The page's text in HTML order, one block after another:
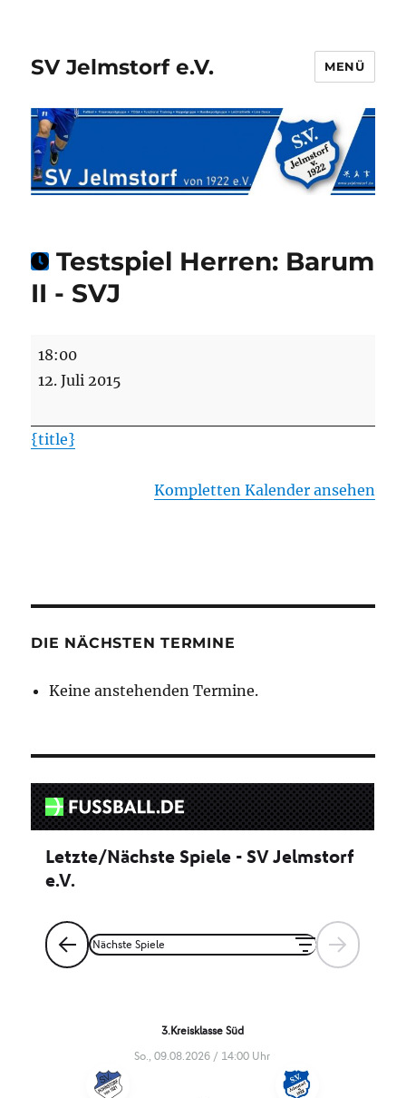
SV Jelmstorf e.V. MENÜ
Testspiel Herren: Barum
II - SVJ
Testspiel
Herren:
II
-
18:00
12. Juli 2015
{title}
Kompletten Kalender ansehen
DIE NÄCHSTEN TERMINE
Keine anstehenden Termine.